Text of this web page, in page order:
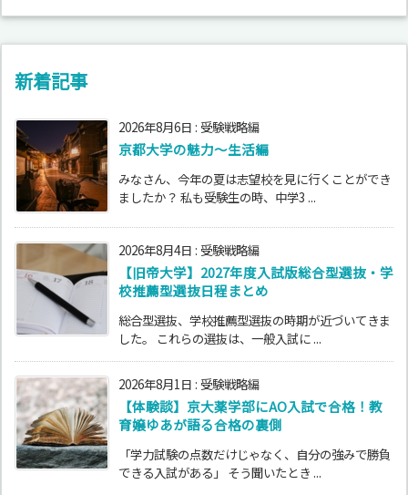
新着記事
2026年8月6日 : 受験戦略編
京都大学の魅力～生活編
みなさん、今年の夏は志望校を見に行くことができ
ましたか？ 私も受験生の時、中学3 ...
2026年8月4日 : 受験戦略編
【旧帝大学】2027年度入試版総合型選抜・学
校推薦型選抜日程まとめ
総合型選抜、学校推薦型選抜の時期が近づいてきま
した。 これらの選抜は、一般入試に ...
2026年8月1日 : 受験戦略編
【体験談】京大薬学部にAO入試で合格！教
育嬢ゆあが語る合格の裏側
「学力試験の点数だけじゃなく、自分の強みで勝負
できる入試がある」 そう聞いたとき ...